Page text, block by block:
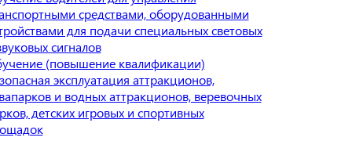
средствами, оборудованными
для подачи специальных световых
сигналов
(повышение квалификации)
эксплуатация аттракционов,
и водных аттракционов, веревочных
детских игровых и спортивных